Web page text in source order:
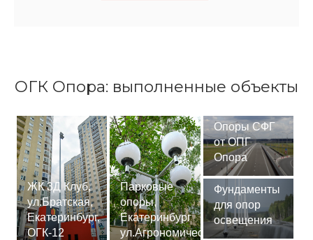
ОГК Опора: выполненные объекты
ЖК 3Д Клуб,
ул.Братская,
Екатеринбург,
ОГК-12
Парковые
опоры,
Екатеринбург
ул.Агрономическая
Опоры СФГ
от ОПГ
Опора
Фундаменты
для опор
освещения